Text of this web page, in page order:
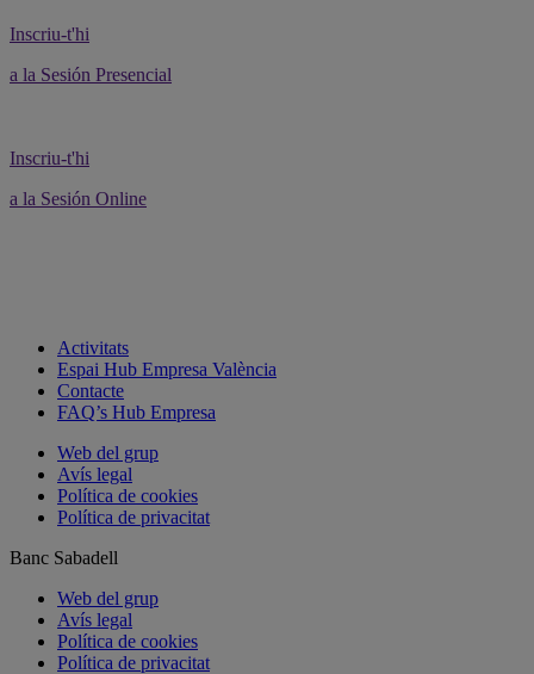
Inscriu-t'hi
a la Sesión Presencial
Inscriu-t'hi
a la Sesión Online
Activitats
Espai Hub Empresa València
Contacte
FAQ’s Hub Empresa
Web del grup
Avís legal
Política de cookies
Política de privacitat
Banc Sabadell
Web del grup
Avís legal
Política de cookies
Política de privacitat